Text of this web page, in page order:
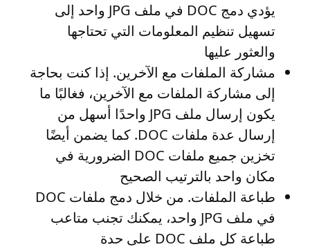
يؤدي دمج DOC في ملف JPG واحد إلى
تسهيل تنظيم المعلومات التي تحتاجها
والعثور عليها
مشاركة الملفات مع الآخرين. إذا كنت بحاجة
إلى مشاركة الملفات مع الآخرين، فغالبًا ما
يكون إرسال ملف JPG واحدًا أسهل من
إرسال عدة ملفات DOC. كما يضمن أيضًا
تخزين جميع ملفات DOC الضرورية في
مكان واحد بالترتيب الصحيح
طباعة الملفات
. من خلال دمج ملفات DOC
في ملف JPG واحد، يمكنك تجنب متاعب
طباعة كل ملف DOC على حدة